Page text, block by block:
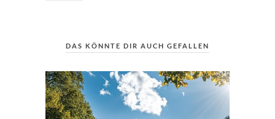
DAS KÖNNTE DIR AUCH GEFALLEN